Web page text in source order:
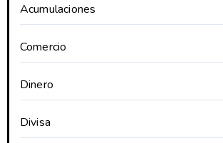
Acumulaciones
Comercio
Dinero
Divisa